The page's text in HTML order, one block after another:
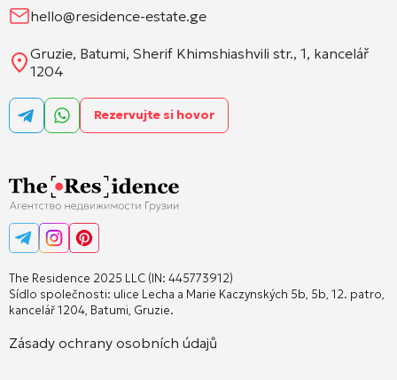
The Residence 2025 LLC (IN: 445773912)
Sídlo společnosti: ulice Lecha a Marie Kaczynských 5b, 5b, 12. patro,
kancelář 1204, Batumi, Gruzie.
Zásady ochrany osobních údajů
hello@residence-estate.ge
Gruzie, Batumi, Sherif Khimshiashvili str., 1, kancelář
1204
Rezervujte si hovor